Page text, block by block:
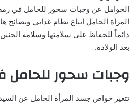
الحوامل عن وجبات سحور للحامل في
المرأة الحامل اتباع نظام غذائي ونصائح
دائماً للحفاظ على سلامتها وسلامة
بعد الولادة.
وجبات سحور
تتغير خواص جسد المرأة الحامل عن